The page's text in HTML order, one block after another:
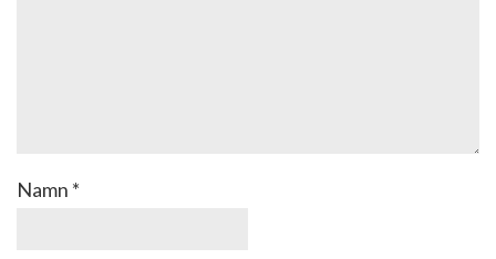
Namn *